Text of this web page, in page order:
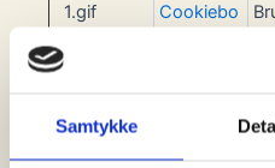
Samtykke
1.gif
Cookiebo